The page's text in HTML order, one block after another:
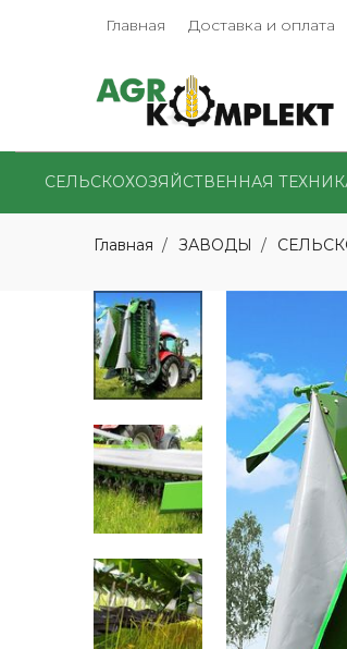
Главная Доставка и оплата
СЕЛЬСКОХОЗЯЙСТВЕННАЯ
Главная ЗАВОДЫ